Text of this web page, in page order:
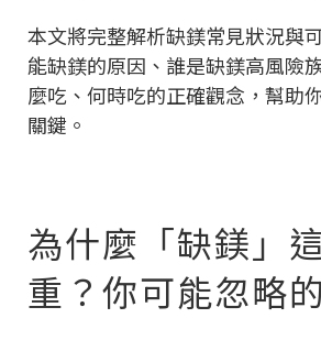
本文將完整解析缺鎂常見狀況與
能缺鎂的原因、誰是缺鎂高風險
麼吃、何時吃的正確觀念，幫助
關鍵。
為什麼「缺鎂」
重？你可能忽略